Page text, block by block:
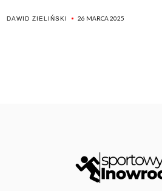
DAWID ZIELIŃSKI 26 MARCA 2025